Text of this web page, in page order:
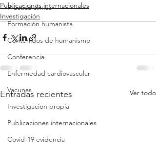
Práctica clínica
Formación humanista
Contenidos de humanismo
Conferencia
Enfermedad cardiovascular
Vacunas
Investigacion propia
Publicaciones internacionales
Covid-19 evidencia
Publicaciones internacionales
Investigación
Entradas recientes Ver todo